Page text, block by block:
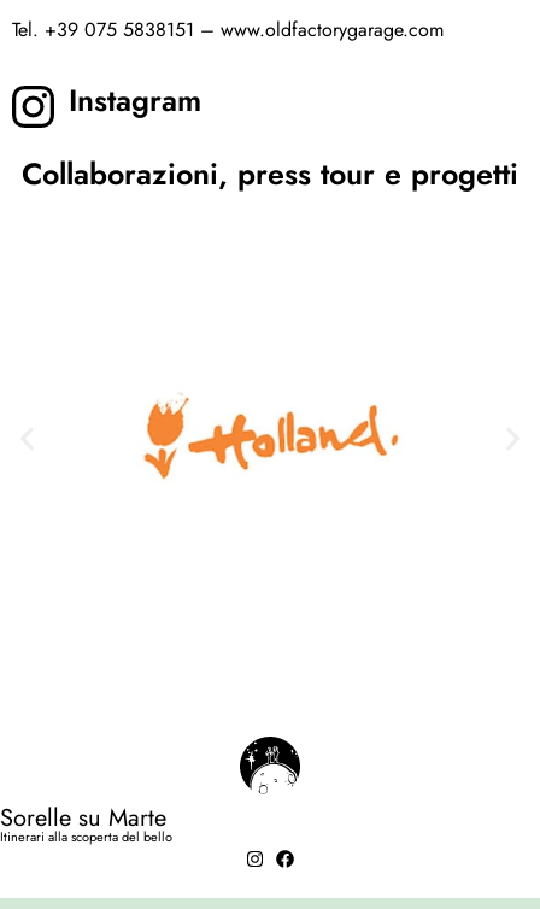
Tel. +39 075 5838151 – www.oldfactorygarage.com
Instagram
Collaborazioni, press tour e progetti
Sorelle su Marte
Itinerari alla scoperta del bello